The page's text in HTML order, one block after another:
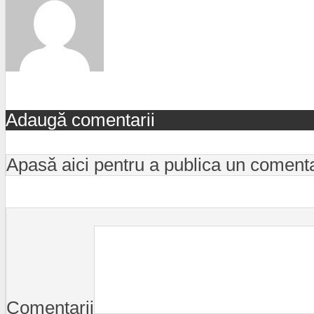
Adaugă comentarii
Apasă aici pentru a publica un
Comentarii